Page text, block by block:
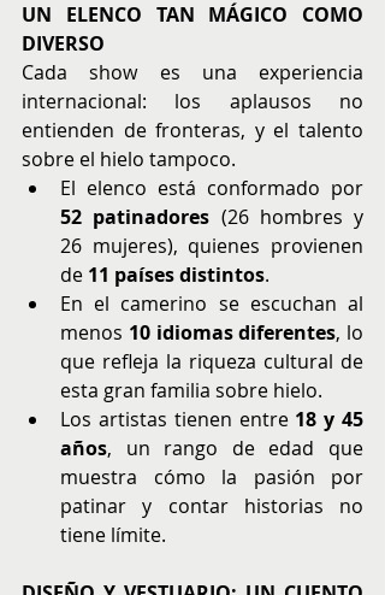
UN ELENCO TAN MÁGICO COMO
DIVERSO
Cada show es una experiencia
internacional: los aplausos no
entienden de fronteras, y el talento
sobre el hielo tampoco.
52 patinadores (26 hombres y
26 mujeres), quienes provienen
de 11 países distintos.
En el camerino se escuchan al
menos 10 idiomas diferentes, lo
que refleja la riqueza cultural de
esta gran familia sobre hielo.
Los artistas tienen entre 18 y 45
años, un rango de edad que
muestra cómo la pasión por
patinar y contar historias no
tiene límite.